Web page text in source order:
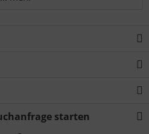
starten